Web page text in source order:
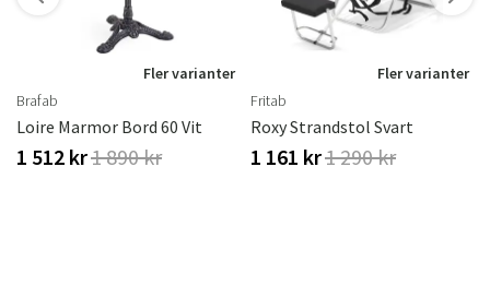
Fler varianter
Brafab
Loire Marmor Bord 60 Vit
1 512 kr1 890 kr
Fler varianter
Fritab
Roxy Strandstol Svart
1 161 kr1 290 kr